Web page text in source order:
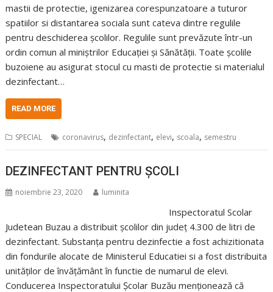
mastii de protectie, igenizarea corespunzatoare a tuturor
spatiilor si distantarea sociala sunt cateva dintre regulile
pentru deschiderea școlilor. Regulile sunt prevăzute într-un
ordin comun al miniștrilor Educației și Sănătății. Toate școlile
buzoiene au asigurat stocul cu masti de protectie si materialul
dezinfectant…
READ MORE
SPECIAL coronavirus, dezinfectant, elevi, scoala, semestru
DEZINFECTANT PENTRU ȘCOLI
noiembrie 23, 2020 luminita
Inspectoratul Scolar
Judetean Buzau a distribuit școlilor din județ 4.300 de litri de
dezinfectant. Substanța pentru dezinfectie a fost achizitionata
din fondurile alocate de Ministerul Educatiei si a fost distribuita
unităților de învățământ în functie de numarul de elevi.
Conducerea Inspectoratului Școlar Buzău menționează că